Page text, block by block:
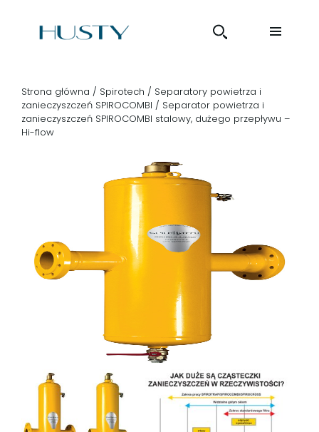
Strona główna / Spirotech / Separatory powietrza i
zanieczyszczeń SPIROCOMBI / Separator powietrza i
zanieczyszczeń SPIROCOMBI stalowy, dużego przepływu –
Hi-flow